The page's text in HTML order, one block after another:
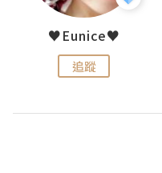
♥Eunice♥
追蹤